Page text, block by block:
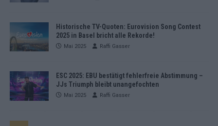
Historische TV-Quoten: Eurovision Song Contest
2025 in Basel bricht alle Rekorde!
Mai 2025 Raffi Gasser
ESC 2025: EBU bestätigt fehlerfreie Abstimmung –
JJs Triumph bleibt unangefochten
Mai 2025 Raffi Gasser